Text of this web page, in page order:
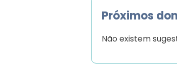
Próximos
Não existem